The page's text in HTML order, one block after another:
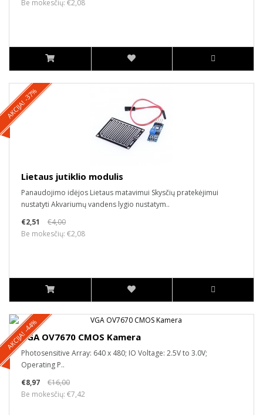
Be mokesčių: €2,08
AKCIJA! -37%
Lietaus jutiklio modulis
Panaudojimo idėjos Lietaus matavimui Skysčių pratekėjimui
nustatyti Akvariumų vandens lygio nustatym..
€2,51
€4,00
Be mokesčių: €2,08
AKCIJA! -44%VGA OV7670 CMOS Kamera
Photosensitive Array: 640 x 480; IO Voltage: 2.5V to 3.0V;
Operating P..
€8,97
€16,00
Be mokesčių: €7,42